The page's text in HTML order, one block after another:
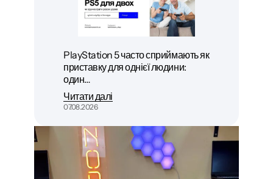
PlayStation 5 часто сприймають як
приставку для однієї людини:
один…
Читати далі
07.08.2026